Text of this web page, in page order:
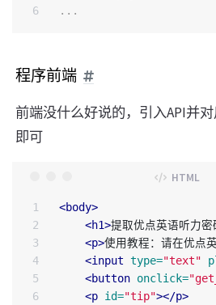
...
程序前端
前端没什么好说的，引入API并
即可
1
2
3
4
5
6
<body>
<h1>提取优点英语听力密
<p>使用教程：请在优点
<input type="text"
<button onclick=
<p id="tip"></p>